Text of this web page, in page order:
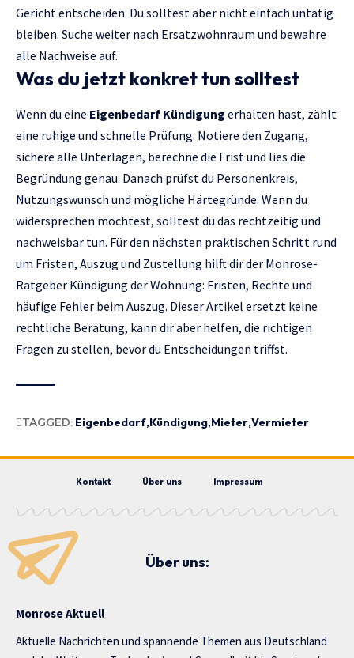
Gericht entscheiden. Du solltest aber nicht einfach untätig
bleiben. Suche weiter nach Ersatzwohnraum und bewahre
alle Nachweise auf.
Was du jetzt konkret tun solltest
Wenn du eine Eigenbedarf Kündigung erhalten hast, zählt
eine ruhige und schnelle Prüfung. Notiere den Zugang,
sichere alle Unterlagen, berechne die Frist und lies die
Begründung genau. Danach prüfst du Personenkreis,
Nutzungswunsch und mögliche Härtegründe. Wenn du
widersprechen möchtest, solltest du das rechtzeitig und
nachweisbar tun. Für den nächsten praktischen Schritt rund
um Fristen, Auszug und Zustellung hilft dir der Monrose-
Ratgeber Kündigung der Wohnung: Fristen, Rechte und
häufige Fehler beim Auszug. Dieser Artikel ersetzt keine
rechtliche Beratung, kann dir aber helfen, die richtigen
Fragen zu stellen, bevor du Entscheidungen triffst.
TAGGED: Eigenbedarf Kündigung Mieter Vermieter
Kontakt Über uns Impressum
Über uns:
Monrose Aktuell
Aktuelle Nachrichten und spannende Themen aus Deutschland